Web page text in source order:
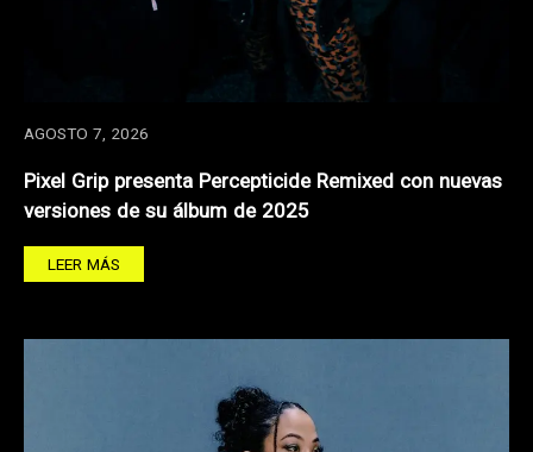
AGOSTO 7, 2026
Pixel Grip presenta Percepticide Remixed con nuevas
versiones de su álbum de 2025
LEER MÁS